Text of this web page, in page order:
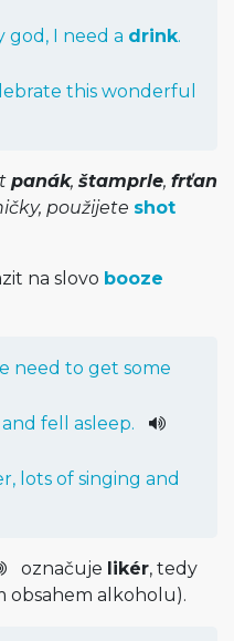
god , need a drink.
this wonderful
panák, štamprle, frťan
použijete shot
na slovo booze
need to get some
and fell asleep.
, lots of singing and
označuje likér, tedy
obsahem alkoholu).